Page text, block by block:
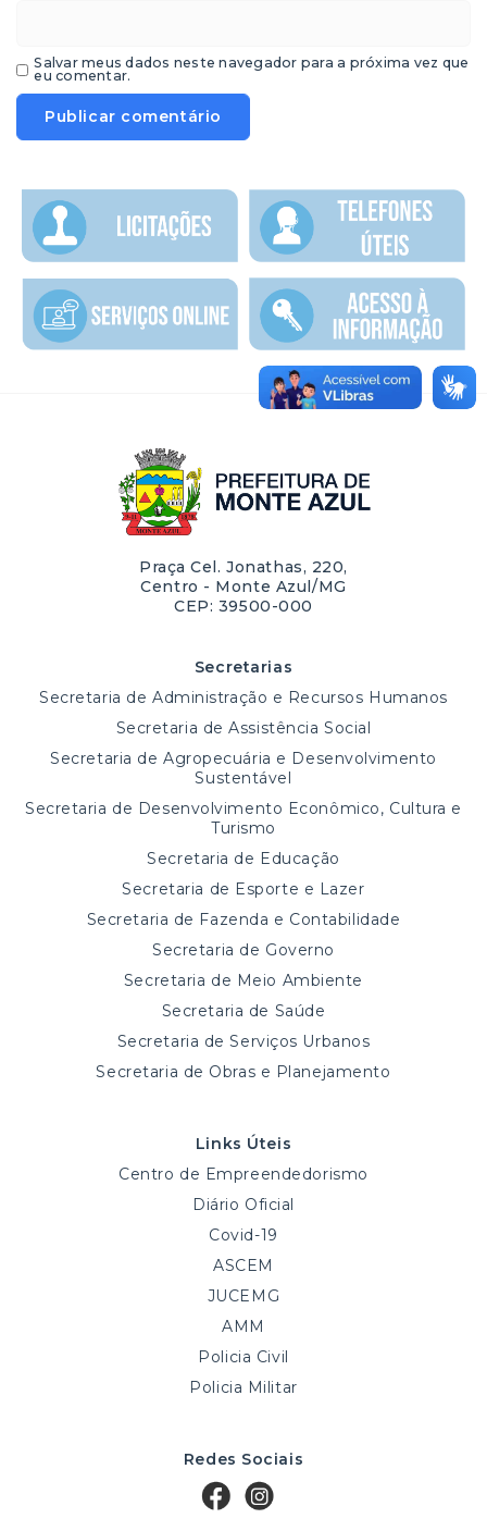
Salvar meus dados neste navegador para a próxima vez que
eu comentar.
Praça Cel. Jonathas, 220,
Centro - Monte Azul/MG
CEP: 39500-000
Secretarias
Secretaria de Administração e Recursos Humanos
Secretaria de Assistência Social
Secretaria de Agropecuária e Desenvolvimento
Sustentável
Secretaria de Desenvolvimento Econômico, Cultura e
Turismo
Secretaria de Educação
Secretaria de Esporte e Lazer
Secretaria de Fazenda e Contabilidade
Secretaria de Governo
Secretaria de Meio Ambiente
Secretaria de Saúde
Secretaria de Serviços Urbanos
Secretaria de Obras e Planejamento
Links Úteis
Centro de Empreendedorismo
Diário Oficial
Covid-19
ASCEM
JUCEMG
AMM
Policia Civil
Policia Militar
Redes Sociais